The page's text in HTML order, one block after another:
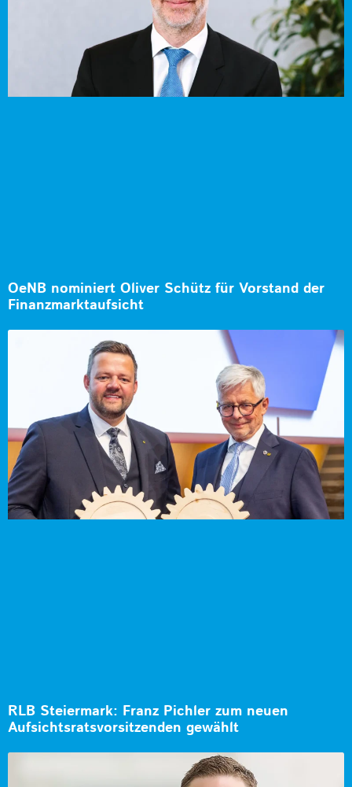
OeNB nominiert Oliver Schütz für Vorstand der
Finanzmarktaufsicht
RLB Steiermark: Franz Pichler zum neuen
Aufsichtsratsvorsitzenden gewählt